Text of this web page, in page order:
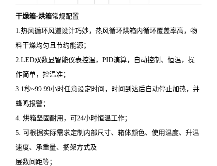
干燥箱-烘箱常规配置
1.热风循环风道设计巧妙，热风循环烘箱内循环覆盖率高，物
料干燥均匀且节约能源；
2.LED双数显智能仪表控温，PID演算，自动控制、恒温，操
作简单，控温准；
3.1秒~99.99小时任意设定时间，时间到达后自动停止加热，并
蜂鸣报警；
4. 烘箱坚固耐用，可24小时恒温工作；
5. 可根据实际需求定制内部尺寸、箱体颜色、使用温度、升温
速度、承重量、搁架方式及
层数间距等；